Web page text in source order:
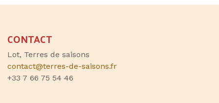
CONTACT
Lot, Terres de saisons
contact@terres-de-saisons.fr
+33 7 66 75 54 46